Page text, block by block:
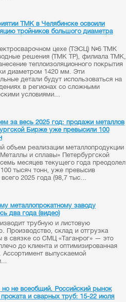
ТМК в Челябинске освоили
тройников большого диаметра
цехе (ТЭСЦ) №6 ТМК
решения (ТМК ТР), филиала ТМК,
теплоизоляционного покрытия
диаметром 1420 мм. Эти
детали будут использоваться на
в регионах со сложными
условиями...
за весь 2025 год: продажи металлов
Бирже уже превысили 100
объем реализации металлопродукции
и сплавы» Петербургской
месяцев текущего года преодолел
тысяч тонн, уже превысив
всего 2025 года (98,7 тыс...
металлопрокатному заводу
два года (видео)
трубную и листовую
Производство, склад и отгрузка
в связке со СМЦ «Таганрог» — это
до клиента и оптимизированная
Ассортимент выпускаемой
но не всеобщий. Российский рынок
проката и сварных труб: 15-22 июля